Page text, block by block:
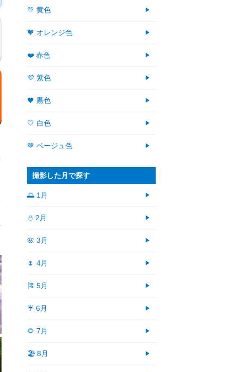
💛 黄色
🧡 オレンジ色
❤️ 赤色
💜 紫色
🖤 黒色
🤍 白色
🤎 ベージュ色
撮影した月で探す
🌅 1月
⛄ 2月
🌸 3月
🌷 4月
🎏 5月
☔ 6月
🌻 7月
🏖 8月